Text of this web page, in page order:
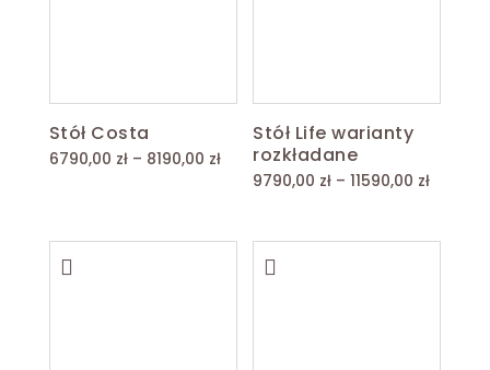
Stół Costa
6790,00 zł – 8190,00 złZakres
6790,00 zł
Stół Life warianty
rozkładane
9790,00 zł – 11590,00 złZakres
od